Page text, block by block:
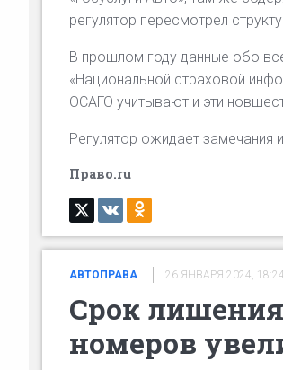
регулятор пересмотрел
В прошлом году данные обо
«Национальной страховой
ОСАГО учитывают и эти
Регулятор ожидает замечания
Право.ru
АВТОПРАВА 26 ЯНВАРЯ 2024, 18:24
Срок
номеров